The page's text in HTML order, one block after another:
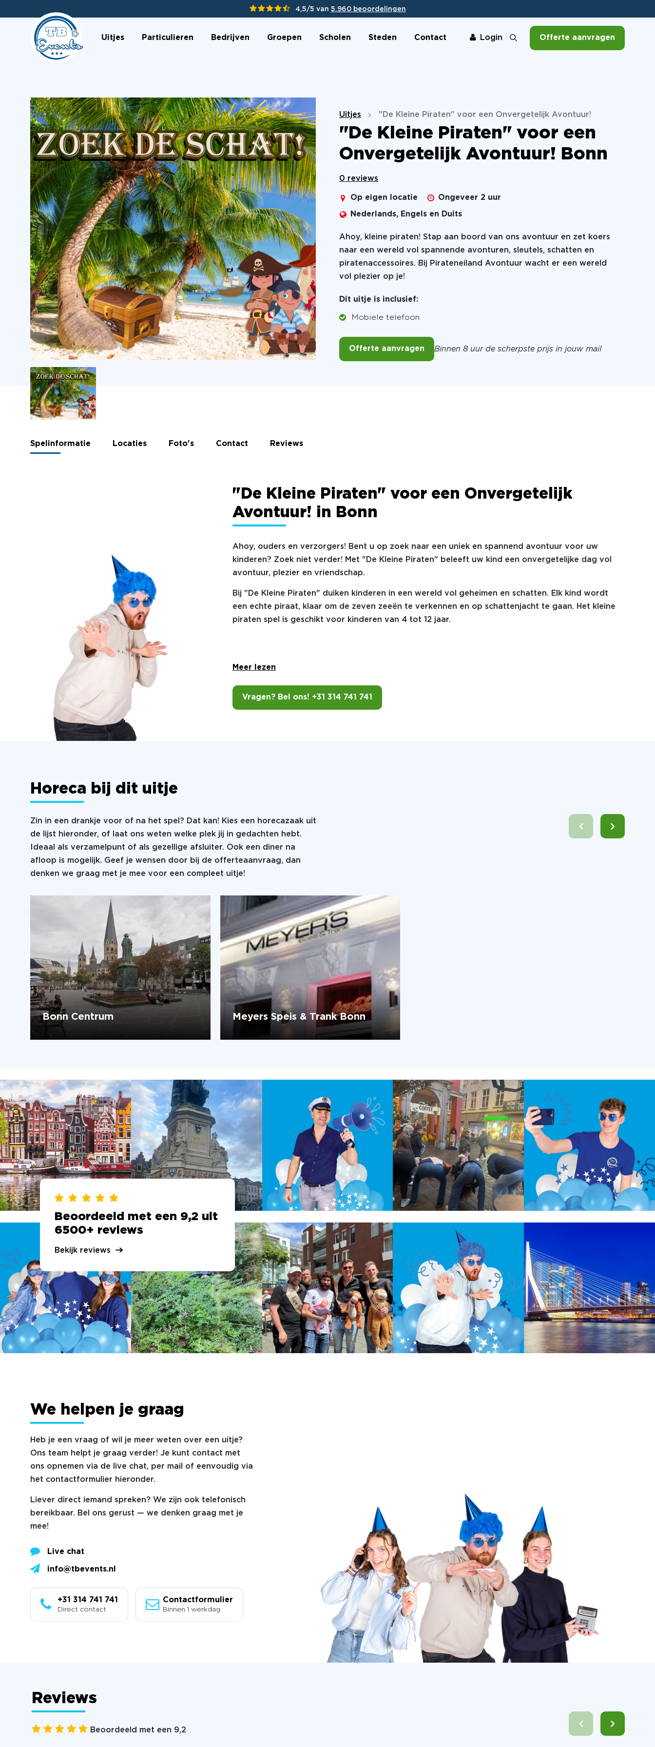
4,5/5 van 5.960 beoordelingen
Uitjes Particulieren Bedrijven Groepen Scholen Steden Contact Login Offerte aanvragen
Uitjes "De Kleine Piraten" voor een Onvergetelijk Avontuur!
"De Kleine Piraten" voor een
Onvergetelijk Avontuur! Bonn
0 reviews
Op eigen locatie Ongeveer 2 uur
Nederlands, Engels en Duits
Ahoy, kleine piraten! Stap aan boord van ons avontuur en zet koers
naar een wereld vol spannende avonturen, sleutels, schatten en
piratenaccessoires. Bij Pirateneiland Avontuur wacht er een wereld
vol plezier op je!
Dit uitje is inclusief:
Mobiele telefoon
Offerte aanvragen Binnen 8 uur de scherpste prijs in jouw mail
Spelinformatie Locaties Foto's Contact Reviews
"De Kleine Piraten" voor een Onvergetelijk
Avontuur! in Bonn
Ahoy, ouders en verzorgers! Bent u op zoek naar een uniek en spannend avontuur voor uw
kinderen? Zoek niet verder! Met "De Kleine Piraten" beleeft uw kind een onvergetelijke dag vol
avontuur, plezier en vriendschap.
Bij "De Kleine Piraten" duiken kinderen in een wereld vol geheimen en schatten. Elk kind wordt
een echte piraat, klaar om de zeven zeeën te verkennen en op schattenjacht te gaan. Het kleine
piraten spel is geschikt voor kinderen van 4 tot 12 jaar.
Meer lezen
Vragen? Bel ons! +31 314 741 741
Horeca bij dit uitje
Zin in een drankje voor of na het spel? Dat kan! Kies een horecazaak uit
de lijst hieronder, of laat ons weten welke plek jij in gedachten hebt.
Ideaal als verzamelpunt of als gezellige afsluiter. Ook een diner na
afloop is mogelijk. Geef je wensen door bij de offerteaanvraag, dan
denken we graag met je mee voor een compleet uitje!
Bonn Centrum Meyers Speis & Trank Bonn
Beoordeeld met een 9,2 uit
6500+ reviews
Bekijk reviews
We helpen je graag
Heb je een vraag of wil je meer weten over een uitje?
Ons team helpt je graag verder! Je kunt contact met
ons opnemen via de live chat, per mail of eenvoudig via
het contactformulier hieronder.
Liever direct iemand spreken? We zijn ook telefonisch
bereikbaar. Bel ons gerust — we denken graag met je
mee!
Live chat
info@tbevents.nl
+31 314 741 741
Direct contact
Contactformulier
Binnen 1 werkdag
Reviews
Beoordeeld met een 9,2